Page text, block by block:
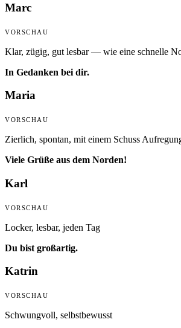
Marc
VORSCHAU
Klar, zügig, gut lesbar — wie eine schnelle
In Gedanken bei dir.
Maria
VORSCHAU
Zierlich, spontan, mit einem Schuss
Viele Grüße aus dem Norden!
Karl
VORSCHAU
Locker, lesbar, jeden Tag
Du bist großartig.
Katrin
VORSCHAU
Schwungvoll, selbstbewusst